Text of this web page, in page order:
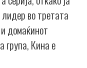
во третата
домаќинот
група, Кина е